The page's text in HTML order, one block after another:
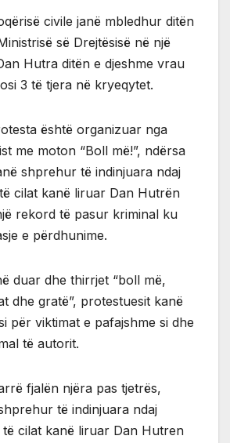
civile janë mbledhur ditën
së Drejtësisë në një
Hutra ditën e djeshme vrau
3 të tjera në kryeqytet.
është organizuar nga
me moton “Boll më!”, ndërsa
shprehur të indinjuara ndaj
cilat kanë liruar Dan Hutrën
rekord të pasur kriminal ku
e përdhunime.
duar dhe thirrjet “boll më,
dhe gratë”, protestuesit kanë
për viktimat e pafajshme si dhe
të autorit.
fjalën njëra pas tjetrës,
të indinjuara ndaj
cilat kanë liruar Dan Hutren